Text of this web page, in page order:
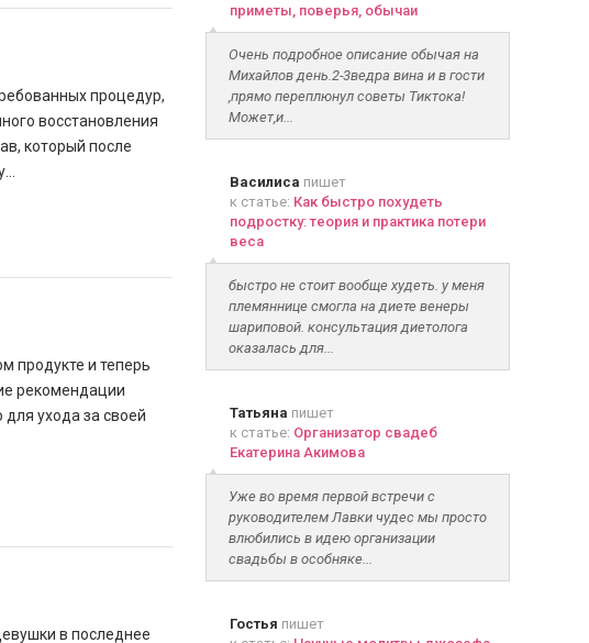
процедур,
восстановления
который после
продукте и теперь
рекомендации
для ухода за своей
в последнее
приметы, поверья, обычаи
Очень подробное описание обычая на
Михайлов день.2-3ведра вина и в гости
,прямо переплюнул советы Тиктока!
Может,и...
Василиса пишет
к статье: Как быстро похудеть
подростку: теория и практика потери
веса
быстро не стоит вообще худеть. у меня
племяннице смогла на диете венеры
шариповой. консультация диетолога
оказалась для...
Татьяна пишет
к статье: Организатор свадеб
Екатерина Акимова
Уже во время первой встречи с
руководителем Лавки чудес мы просто
влюбились в идею организации
свадьбы в особняке...
Гостья пишет